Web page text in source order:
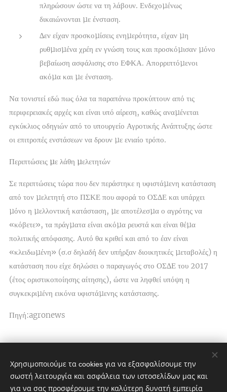
πληρώσουν ώστε να τη λάβουν. Ενδεχοµένως
δικαιώνονται µε ένσταση.
∆εν είχαν προσκοµίσεις ενηµερότητα, είχαν µη
ρυθµισµένα χρέη εν γνώση τους και προσκόµισαν µόνο
βεβαίωση ασφάλισης στο ΕΦΚΑ. Απορριπτόµενοι
ακόµα και µε ένσταση.
Να τονιστεί εδώ πως όλα τα παραπάνω προκύπτουν από τις
περιφερειακές αρχές και είναι υπό αίρεση, καθώς αναµένεται
εγκύκλιος οδηγιών από το υπουργείο Αγροτικής Ανάπτυξης ώστε
οι επιτροπές ενστάσεων να δρουν µε ενιαίο τρόπο.
Περιπτώσεις µε λάθη µελετητών
Σε περιπτώσεις τώρα που δεν περάστηκε η υφιστάµενη κατάσταση
από τον µελετητή στο ΠΣΚΕ που αφορά το ΟΣ∆Ε και υπάρχει
µόνο η µελλοντική κατάσταση, µε αποτέλεσµα ο αγρότης να
«κόβετε», τα πράγµατα είναι ακόµα ρευστά και είναι θέµα
πολιτικής απόφασης. Αυτό θα κριθεί και από το έαν είναι
«κλειδωµένη» (σ.σ δηλαδή δεν υπήρξαν διοικητικές µεταβολές) η
κατάσταση που είχε δηλώσει ο παραγωγός στο ΟΣ∆Ε του 2017
(έτος οριστικοποίησης αίτησης), ώστε να ληφθεί υπόψη η
συγκεκριµένη εικόνα υφιστάµενης κατάστασης.
Πηγή:agronews
Χρησιμοποιούμε τα cookies για να εξασφαλίσουμε την
σωστή λειτουργία και ασφάλεια των ιστοσελίδων μας και
για να σας προσφέρουμε την καλύτερη δυνατή εμπειρία